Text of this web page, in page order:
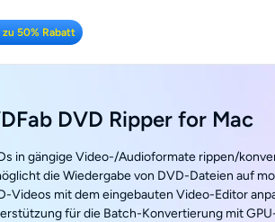
zu 50% Rabatt
DVD Ripper for Mac
in gängige Video-/Audioformate rippen/
die Wiedergabe von DVD-Dateien auf
Videos mit dem eingebauten Video-Editor
für die Batch-Konvertierung mit